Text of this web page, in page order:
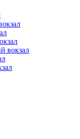
вокзал